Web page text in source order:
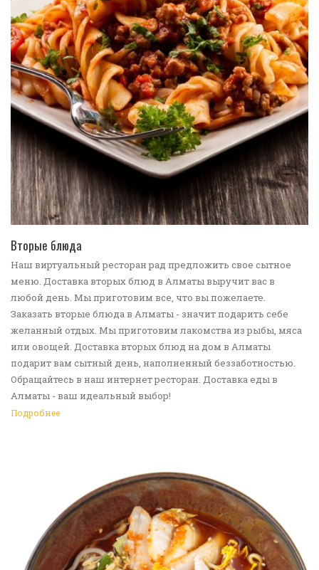
Вторые блюда
Наш виртуальный ресторан рад предложить свое сытное
меню. Доставка вторых блюд в Алматы выручит вас в
любой день. Мы приготовим все, что вы пожелаете.
Заказать вторые блюда в Алматы - значит подарить себе
желанный отдых. Мы приготовим лакомства из рыбы, мяса
или овощей. Доставка вторых блюд на дом в Алматы
подарит вам сытный день, наполненный беззаботностью.
Обращайтесь в наш интернет ресторан. Доставка еды в
Алматы - ваш идеальный выбор!
Подробнее